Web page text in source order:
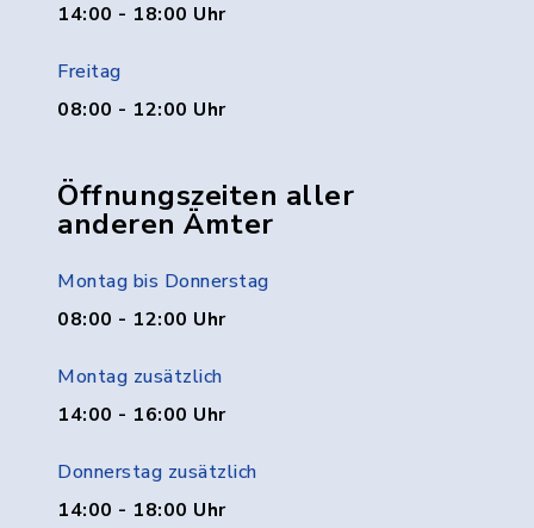
14:00 - 18:00 Uhr
Freitag
08:00 - 12:00 Uhr
Öffnungszeiten aller
anderen Ämter
Montag bis Donnerstag
08:00 - 12:00 Uhr
Montag zusätzlich
14:00 - 16:00 Uhr
Donnerstag zusätzlich
14:00 - 18:00 Uhr